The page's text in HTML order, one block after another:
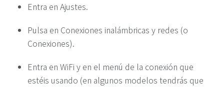
Entra en Ajustes.
Pulsa en Conexiones inalámbricas y redes (o
Conexiones).
Entra en WiFi y en el menú de la conexión que
estéis usando (en algunos modelos tendrás que